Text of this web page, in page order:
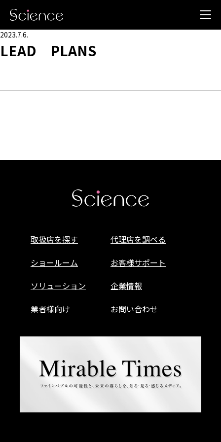
2023.7.6.
LEAD PLANS
取扱店を探す
代理店を調べる
ショールーム
お客様サポート
ソリューション
企業情報
業者様向け
お問い合わせ